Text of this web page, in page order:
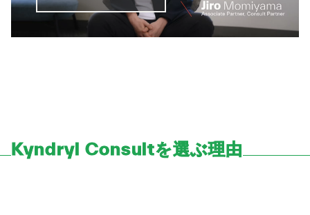
Kyndryl Consultを選ぶ理由